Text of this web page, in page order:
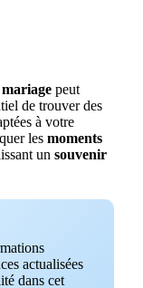
mariage peut
de trouver des
à votre
les moments
un souvenir
actualisées
dans cet